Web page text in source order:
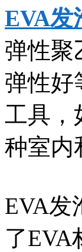
EVA发
弹性聚
弹性好
工具，
种室内
EVA发
了EVA